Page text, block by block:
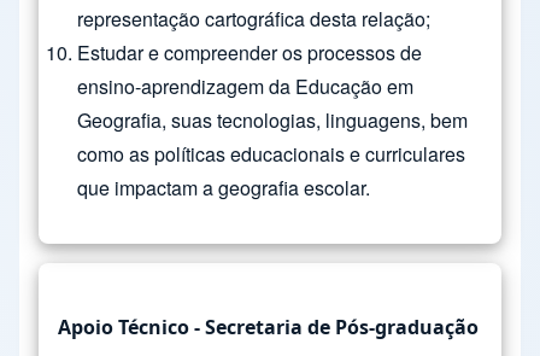
representação cartográfica desta relação;
Estudar e compreender os processos de
ensino-aprendizagem da Educação em
Geografia, suas tecnologias, linguagens, bem
como as políticas educacionais e curriculares
que impactam a geografia escolar.
Apoio Técnico - Secretaria de Pós-graduação